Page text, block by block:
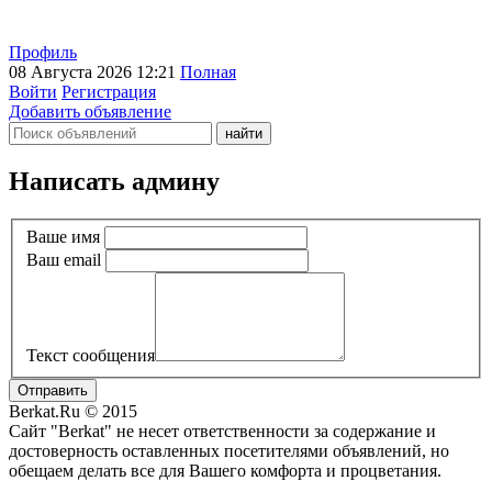
Профиль
08 Августа 2026 12:21 Полная
Войти Регистрация
Добавить объявление
Написать админу
Ваше имя
Ваш email
Текст сообщения
Отправить
Berkat.Ru © 2015
Сайт "Berkat" не несет ответственности за содержание и
достоверность оставленных посетителями объявлений, но
обещаем делать все для Вашего комфорта и процветания.